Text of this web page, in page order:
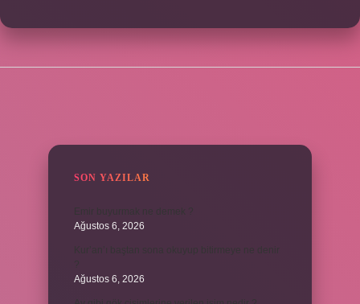
SON YAZILAR
Ağustos 6, 2026
Ağustos 6, 2026